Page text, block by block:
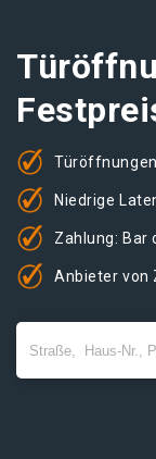
Niedrige
Zahlung: Bar
Anbieter von